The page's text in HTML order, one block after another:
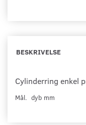
BESKRIVELSE
Cylinderring enkel
Mål. dyb mm